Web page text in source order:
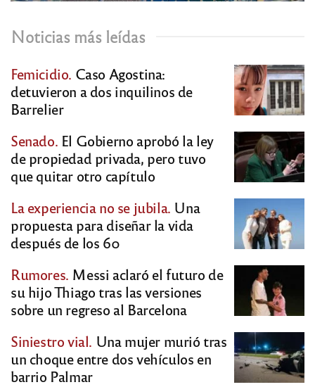
Noticias más leídas
Femicidio. Caso Agostina:
detuvieron a dos inquilinos de
Barrelier
Senado. El Gobierno aprobó la ley
de propiedad privada, pero tuvo
que quitar otro capítulo
La experiencia no se jubila. Una
propuesta para diseñar la vida
después de los 60
Rumores. Messi aclaró el futuro de
su hijo Thiago tras las versiones
sobre un regreso al Barcelona
Siniestro vial. Una mujer murió tras
un choque entre dos vehículos en
barrio Palmar